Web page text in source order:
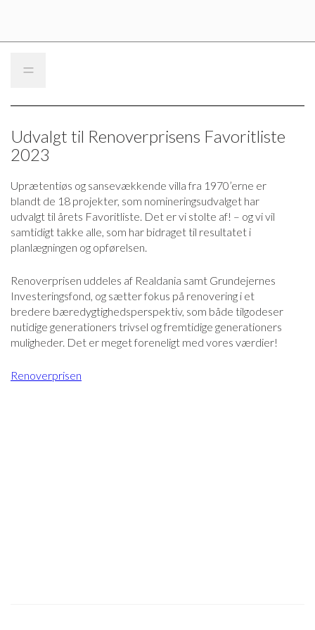
=
Udvalgt til Renoverprisens Favoritliste
2023
Uprætentiøs og sansevækkende villa fra 1970’erne er
blandt de 18 projekter, som nomineringsudvalget har
udvalgt til årets Favoritliste. Det er vi stolte af! – og vi vil
samtidigt takke alle, som har bidraget til resultatet i
planlægningen og opførelsen.
Renoverprisen uddeles af Realdania samt Grundejernes
Investeringsfond, og sætter fokus på renovering i et
bredere bæredygtighedsperspektiv, som både tilgodeser
nutidige generationers trivsel og fremtidige generationers
muligheder. Det er meget foreneligt med vores værdier!
Renoverprisen